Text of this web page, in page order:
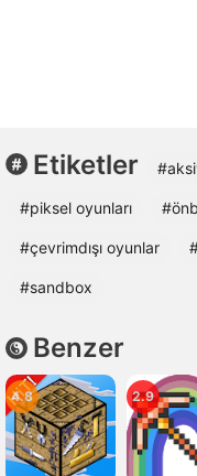
Etiketler
#piksel oyunları
#çevrimdışı oyunlar
#sandbox
Benzer
4.8 2.9